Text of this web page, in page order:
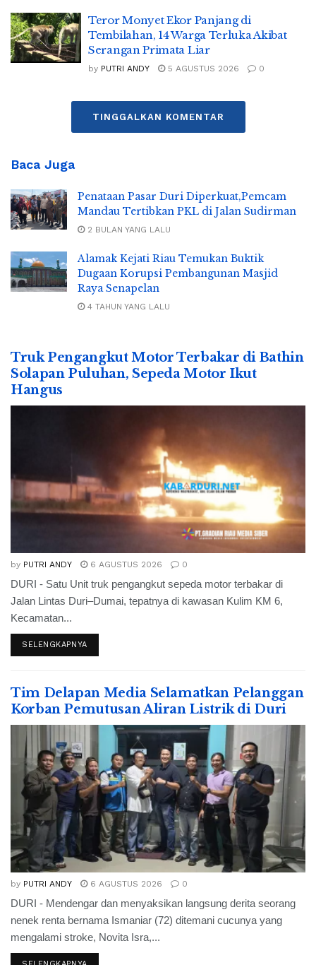
Teror Monyet Ekor Panjang di
Tembilahan, 14 Warga Terluka Akibat
Serangan Primata Liar
by PUTRI ANDY 5 AGUSTUS 2026 0
TINGGALKAN KOMENTAR
Baca Juga
Penataan Pasar Duri Diperkuat,Pemcam
Mandau Tertibkan PKL di Jalan Sudirman
2 BULAN YANG LALU
Alamak Kejati Riau Temukan Buktik
Dugaan Korupsi Pembangunan Masjid
Raya Senapelan
4 TAHUN YANG LALU
Truk Pengangkut Motor Terbakar di Bathin
Solapan Puluhan, Sepeda Motor Ikut
Hangus
by PUTRI ANDY 6 AGUSTUS 2026 0
DURI - Satu Unit truk pengangkut sepeda motor terbakar di
Jalan Lintas Duri–Dumai, tepatnya di kawasan Kulim KM 6,
Kecamatan...
SELENGKAPNYA
Tim Delapan Media Selamatkan Pelanggan
Korban Pemutusan Aliran Listrik di Duri
by PUTRI ANDY 6 AGUSTUS 2026 0
DURI - Mendengar dan menyaksikan langsung derita seorang
nenek renta bernama Ismaniar (72) ditemani cucunya yang
mengalami stroke, Novita Isra,...